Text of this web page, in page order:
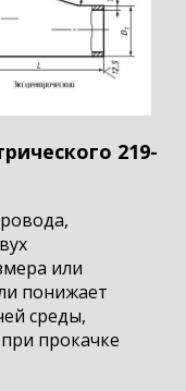
219-
или
понижает
среды,
прокачке